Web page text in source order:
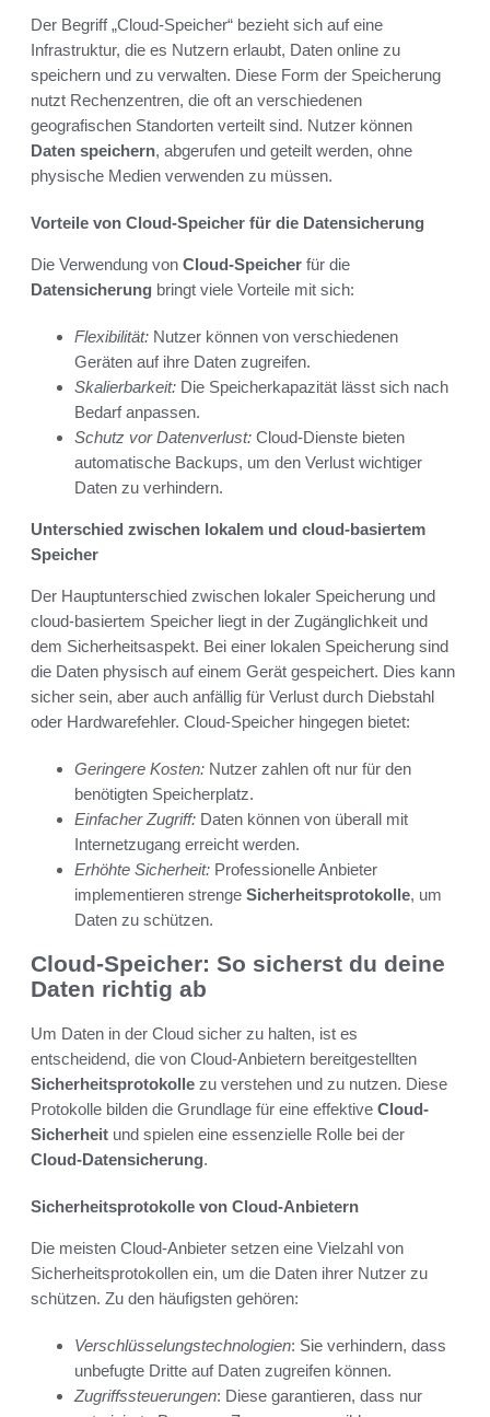
Der Begriff „Cloud-Speicher“ bezieht sich auf eine
Infrastruktur, die es Nutzern erlaubt, Daten online zu
speichern und zu verwalten. Diese Form der Speicherung
nutzt Rechenzentren, die oft an verschiedenen
geografischen Standorten verteilt sind. Nutzer können
Daten speichern, abgerufen und geteilt werden, ohne
physische Medien verwenden zu müssen.
Vorteile von Cloud-Speicher für die Datensicherung
Die Verwendung von Cloud-Speicher für die
Datensicherung bringt viele Vorteile mit sich:
Flexibilität: Nutzer können von verschiedenen
Geräten auf ihre Daten zugreifen.
Skalierbarkeit: Die Speicherkapazität lässt sich nach
Bedarf anpassen.
Schutz vor Datenverlust: Cloud-Dienste bieten
automatische Backups, um den Verlust wichtiger
Daten zu verhindern.
Unterschied zwischen lokalem und cloud-basiertem
Speicher
Der Hauptunterschied zwischen lokaler Speicherung und
cloud-basiertem Speicher liegt in der Zugänglichkeit und
dem Sicherheitsaspekt. Bei einer lokalen Speicherung sind
die Daten physisch auf einem Gerät gespeichert. Dies kann
sicher sein, aber auch anfällig für Verlust durch Diebstahl
oder Hardwarefehler. Cloud-Speicher hingegen bietet:
Geringere Kosten: Nutzer zahlen oft nur für den
benötigten Speicherplatz.
Einfacher Zugriff: Daten können von überall mit
Internetzugang erreicht werden.
Erhöhte Sicherheit: Professionelle Anbieter
implementieren strenge Sicherheitsprotokolle, um
Daten zu schützen.
Cloud-Speicher: So sicherst du deine
Daten richtig ab
Um Daten in der Cloud sicher zu halten, ist es
entscheidend, die von Cloud-Anbietern bereitgestellten
Sicherheitsprotokolle zu verstehen und zu nutzen. Diese
Protokolle bilden die Grundlage für eine effektive Cloud-
Sicherheit und spielen eine essenzielle Rolle bei der
Cloud-Datensicherung.
Sicherheitsprotokolle von Cloud-Anbietern
Die meisten Cloud-Anbieter setzen eine Vielzahl von
Sicherheitsprotokollen ein, um die Daten ihrer Nutzer zu
schützen. Zu den häufigsten gehören:
Verschlüsselungstechnologien: Sie verhindern, dass
unbefugte Dritte auf Daten zugreifen können.
Zugriffssteuerungen: Diese garantieren, dass nur